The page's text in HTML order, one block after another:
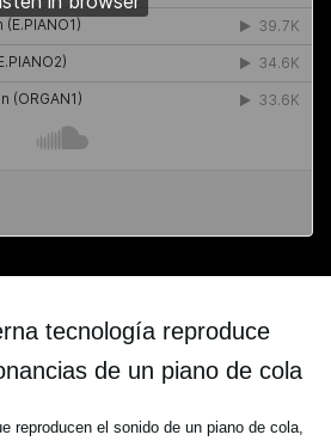
tecnología reproduce
de un piano de cola
reproducen el sonido de un piano de cola,